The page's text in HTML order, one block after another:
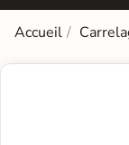
Accueil